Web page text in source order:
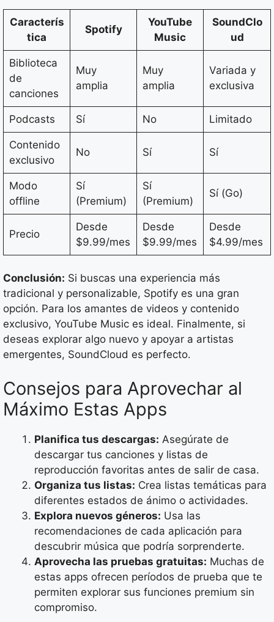
Caracterís
tica
Spotify
YouTube
Music
SoundClo
ud
Biblioteca
de
canciones
Muy
amplia
Muy
amplia
Variada y
exclusiva
Podcasts Sí No Limitado
Contenido
exclusivo
No Sí Sí
Modo
offline
Sí
(Premium)
Sí
(Premium)
Sí (Go)
Precio
Desde
$9.99/mes
Desde
$9.99/mes
Desde
$4.99/mes
Conclusión: Si buscas una experiencia más
tradicional y personalizable, Spotify es una gran
opción. Para los amantes de videos y contenido
exclusivo, YouTube Music es ideal. Finalmente, si
deseas explorar algo nuevo y apoyar a artistas
emergentes, SoundCloud es perfecto.
Consejos para Aprovechar al
Máximo Estas Apps
Planifica tus descargas: Asegúrate de
descargar tus canciones y listas de
reproducción favoritas antes de salir de casa.
Organiza tus listas: Crea listas temáticas para
diferentes estados de ánimo o actividades.
Explora nuevos géneros: Usa las
recomendaciones de cada aplicación para
descubrir música que podría sorprenderte.
Aprovecha las pruebas gratuitas: Muchas de
estas apps ofrecen períodos de prueba que te
permiten explorar sus funciones premium sin
compromiso.